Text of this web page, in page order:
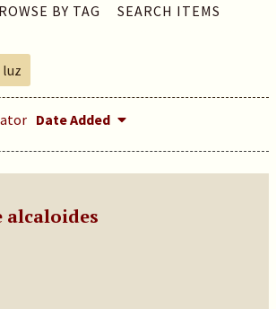
BY TAG SEARCH ITEMS
luz
Date Added
alcaloides